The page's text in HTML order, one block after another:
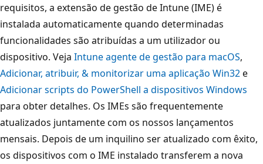
requisitos, a extensão de gestão de Intune (IME) é
instalada automaticamente quando determinadas
funcionalidades são atribuídas a um utilizador ou
dispositivo. Veja Intune agente de gestão para macOS,
Adicionar, atribuir, & monitorizar uma aplicação Win32e
Adicionar scripts do PowerShell a dispositivos Windows
para obter detalhes. Os IMEs são frequentemente
atualizados juntamente com os nossos lançamentos
mensais. Depois de um inquilino ser atualizado com êxito,
os dispositivos com o IME instalado transferem a nova